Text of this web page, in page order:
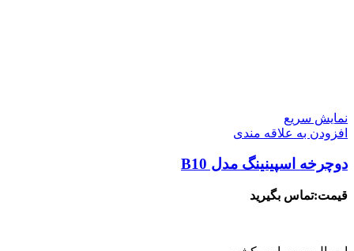
نمایش سریع
افزودن به علاقه مندی
دوچرخه اسپینینگ مدل B10
قیمت:تماس بگیرید